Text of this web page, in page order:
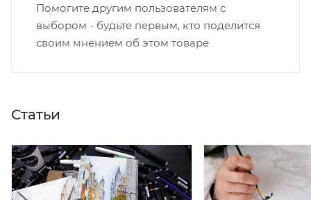
Помогите другим пользователям с
выбором - будьте первым, кто поделится
своим мнением об этом товаре
Статьи